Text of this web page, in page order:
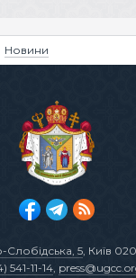
Новини
Слобідська, 5, Київ
541-11-14,